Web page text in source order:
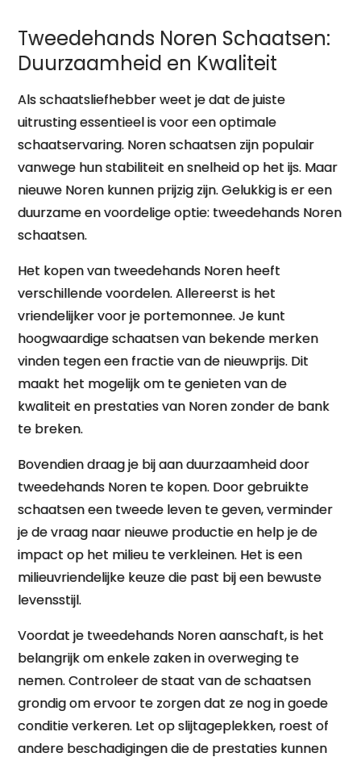
Tweedehands Noren Schaatsen:
Duurzaamheid en Kwaliteit
Als schaatsliefhebber weet je dat de juiste
uitrusting essentieel is voor een optimale
schaatservaring. Noren schaatsen zijn populair
vanwege hun stabiliteit en snelheid op het ijs. Maar
nieuwe Noren kunnen prijzig zijn. Gelukkig is er een
duurzame en voordelige optie: tweedehands Noren
schaatsen.
Het kopen van tweedehands Noren heeft
verschillende voordelen. Allereerst is het
vriendelijker voor je portemonnee. Je kunt
hoogwaardige schaatsen van bekende merken
vinden tegen een fractie van de nieuwprijs. Dit
maakt het mogelijk om te genieten van de
kwaliteit en prestaties van Noren zonder de bank
te breken.
Bovendien draag je bij aan duurzaamheid door
tweedehands Noren te kopen. Door gebruikte
schaatsen een tweede leven te geven, verminder
je de vraag naar nieuwe productie en help je de
impact op het milieu te verkleinen. Het is een
milieuvriendelijke keuze die past bij een bewuste
levensstijl.
Voordat je tweedehands Noren aanschaft, is het
belangrijk om enkele zaken in overweging te
nemen. Controleer de staat van de schaatsen
grondig om ervoor te zorgen dat ze nog in goede
conditie verkeren. Let op slijtageplekken, roest of
andere beschadigingen die de prestaties kunnen